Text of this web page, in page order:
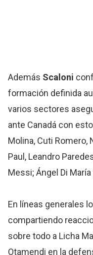
Además Scaloni
formación definida
varios sectores
ante Canadá con
Molina, Cuti Romero,
Paul, Leandro
Messi; Ángel Di
En líneas generales
compartiendo
sobre todo a Licha
Otamendi en la